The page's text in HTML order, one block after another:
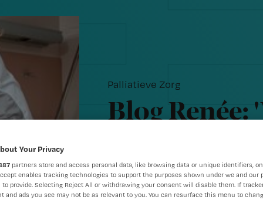
Palliatieve Zorg
Blog Renée:
Auteur:exed-admin24 mei 2016
Your Privacy
partners store and access personal data, like browsing data or unique identifiers,
enables tracking technologies to support the purposes shown under we and our
to provide. Selecting Reject All or withdrawing your consent will disable them. If
and ads you see may not be as relevant to you. You can resurface this menu to